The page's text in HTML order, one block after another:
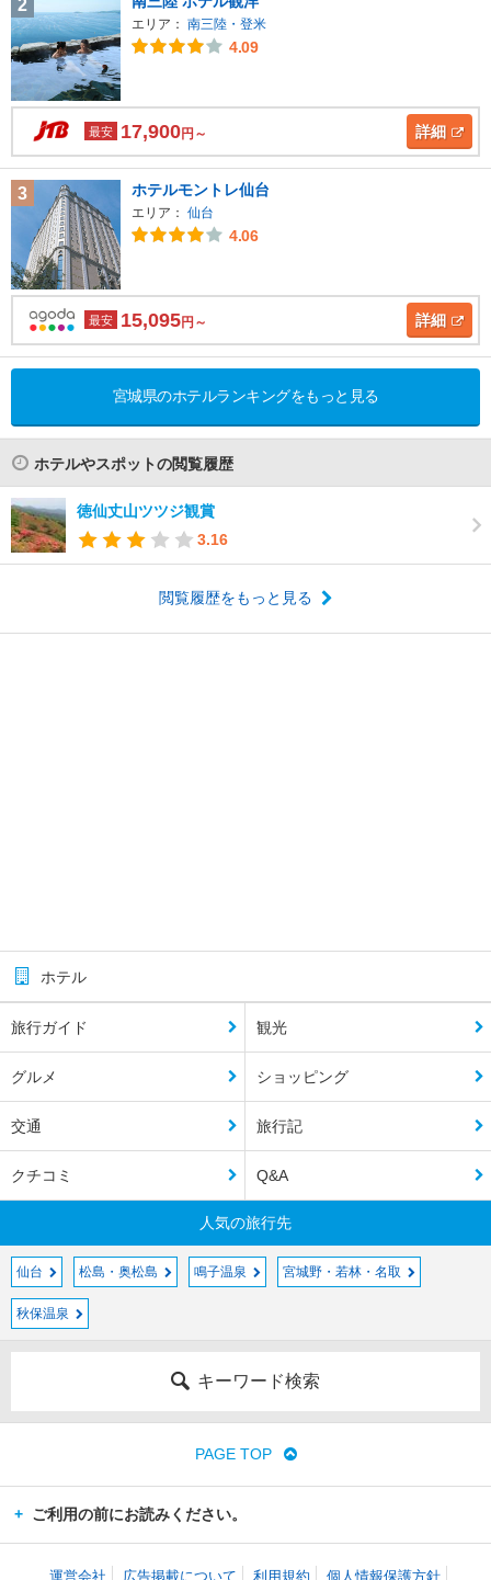
2
エリア： 南三陸・登米
4.09
最安 17,900円～ 詳細
3 ホテルモントレ仙台
エリア： 仙台
4.06
最安 15,095円～ 詳細
宮城県のホテルランキングをもっと見る
ホテルやスポットの閲覧履歴
徳仙丈山ツツジ観賞
3.16
閲覧履歴をもっと見る
ホテル
旅行ガイド 観光
グルメ ショッピング
交通 旅行記
クチコミ Q&A
人気の旅行先
仙台 松島・奥松島 鳴子温泉 宮城野・若林・名取
秋保温泉
キーワード検索
PAGE TOP
ご利用の前にお読みください。
運営会社 広告掲載について 利用規約 個人情報保護方針